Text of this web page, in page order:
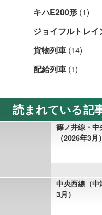
キハE200形 (1)
ジョイフルトレイ
貨物列車 (14)
配給列車 (1)
読まれている記
篠ノ井線・中
（2026年3月）
中央西線（
3月）